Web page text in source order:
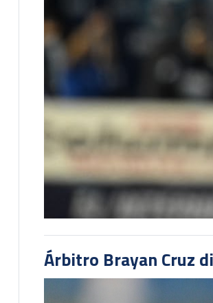
Árbitro Brayan Cruz